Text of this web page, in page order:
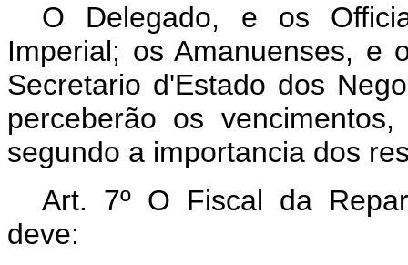
O Delegado, e os
Imperial; os Amanuenses, e
Secretario d'Estado dos
perceberão os
segundo a importancia dos
Art. 7º O Fiscal da
deve: